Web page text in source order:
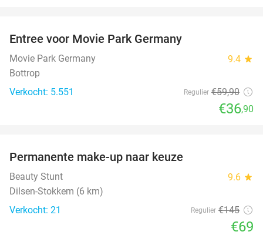
Entree voor Movie Park Germany
Movie Park Germany 9.4 star
Bottrop
Verkocht: 5.551
Regulier €59,90
€36,90
Permanente make-up naar keuze
Beauty Stunt 9.6 star
Dilsen-Stokkem (6 km)
Verkocht: 21
Regulier €145
€69